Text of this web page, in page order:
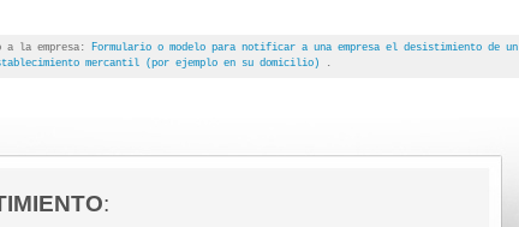
a la empresa: Formulario o modelo para notificar a una empresa el desistimiento de un
mercantil (por ejemplo en su domicilio) .
: